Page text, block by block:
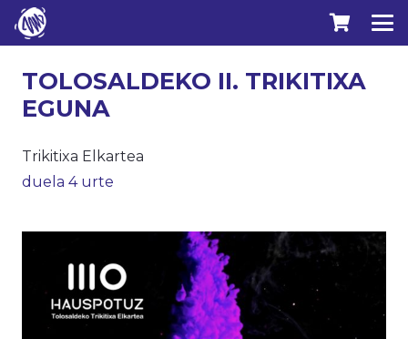
TOLOSALDEKO II. TRIKITIXA
EGUNA
Trikitixa Elkartea
duela 4 urte